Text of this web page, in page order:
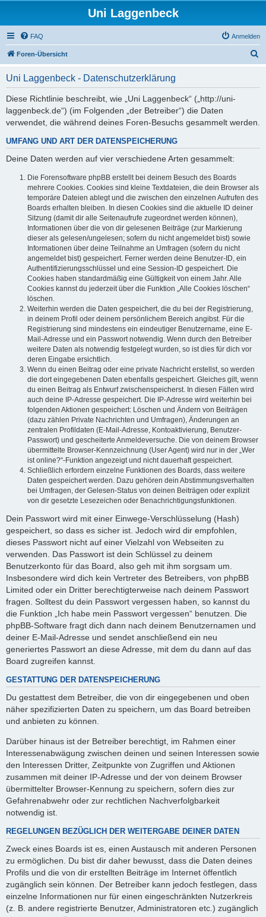
Uni Laggenbeck
FAQ Anmelden
Foren-Übersicht
Uni Laggenbeck - Datenschutzerklärung
Diese Richtlinie beschreibt, wie „Uni Laggenbeck“ („http://uni-
laggenbeck.de“) (im Folgenden „der Betreiber“) die Daten
verwendet, die während deines Foren-Besuchs gesammelt werden.
UMFANG UND ART DER DATENSPEICHERUNG
Deine Daten werden auf vier verschiedene Arten gesammelt:
Die Forensoftware phpBB erstellt bei deinem Besuch des Boards
mehrere Cookies. Cookies sind kleine Textdateien, die dein Browser als
temporäre Dateien ablegt und die zwischen den einzelnen Aufrufen des
Boards erhalten bleiben. In diesen Cookies sind die aktuelle ID deiner
Sitzung (damit dir alle Seitenaufrufe zugeordnet werden können),
Informationen über die von dir gelesenen Beiträge (zur Markierung
dieser als gelesen/ungelesen; sofern du nicht angemeldet bist) sowie
Informationen über deine Teilnahme an Umfragen (sofern du nicht
angemeldet bist) gespeichert. Ferner werden deine Benutzer-ID, ein
Authentifizierungsschlüssel und eine Session-ID gespeichert. Die
Cookies haben standardmäßig eine Gültigkeit von einem Jahr. Alle
Cookies kannst du jederzeit über die Funktion „Alle Cookies löschen“
löschen.
Weiterhin werden die Daten gespeichert, die du bei der Registrierung,
in deinem Profil oder deinem persönlichem Bereich angibst. Für die
Registrierung sind mindestens ein eindeutiger Benutzername, eine E-
Mail-Adresse und ein Passwort notwendig. Wenn durch den Betreiber
weitere Daten als notwendig festgelegt wurden, so ist dies für dich vor
deren Eingabe ersichtlich.
Wenn du einen Beitrag oder eine private Nachricht erstellst, so werden
die dort eingegebenen Daten ebenfalls gespeichert. Gleiches gilt, wenn
du einen Beitrag als Entwurf zwischenspeicherst. In diesen Fällen wird
auch deine IP-Adresse gespeichert. Die IP-Adresse wird weiterhin bei
folgenden Aktionen gespeichert: Löschen und Ändern von Beiträgen
(dazu zählen Private Nachrichten und Umfragen), Änderungen an
zentralen Profildaten (E-Mail-Adresse, Kontoaktivierung, Benutzer-
Passwort) und gescheiterte Anmeldeversuche. Die von deinem Browser
übermittelte Browser-Kennzeichnung (User Agent) wird nur in der „Wer
ist online?“-Funktion angezeigt und nicht dauerhaft gespeichert.
Schließlich erfordern einzelne Funktionen des Boards, dass weitere
Daten gespeichert werden. Dazu gehören dein Abstimmungsverhalten
bei Umfragen, der Gelesen-Status von deinen Beiträgen oder explizit
von dir gesetzte Lesezeichen oder Benachrichtigungsfunktionen.
Dein Passwort wird mit einer Einwege-Verschlüsselung (Hash)
gespeichert, so dass es sicher ist. Jedoch wird dir empfohlen,
dieses Passwort nicht auf einer Vielzahl von Webseiten zu
verwenden. Das Passwort ist dein Schlüssel zu deinem
Benutzerkonto für das Board, also geh mit ihm sorgsam um.
Insbesondere wird dich kein Vertreter des Betreibers, von phpBB
Limited oder ein Dritter berechtigterweise nach deinem Passwort
fragen. Solltest du dein Passwort vergessen haben, so kannst du
die Funktion „Ich habe mein Passwort vergessen“ benutzen. Die
phpBB-Software fragt dich dann nach deinem Benutzernamen und
deiner E-Mail-Adresse und sendet anschließend ein neu
generiertes Passwort an diese Adresse, mit dem du dann auf das
Board zugreifen kannst.
GESTATTUNG DER DATENSPEICHERUNG
Du gestattest dem Betreiber, die von dir eingegebenen und oben
näher spezifizierten Daten zu speichern, um das Board betreiben
und anbieten zu können.
Darüber hinaus ist der Betreiber berechtigt, im Rahmen einer
Interessenabwägung zwischen deinen und seinen Interessen sowie
den Interessen Dritter, Zeitpunkte von Zugriffen und Aktionen
zusammen mit deiner IP-Adresse und der von deinem Browser
übermittelter Browser-Kennung zu speichern, sofern dies zur
Gefahrenabwehr oder zur rechtlichen Nachverfolgbarkeit
notwendig ist.
REGELUNGEN BEZÜGLICH DER WEITERGABE DEINER DATEN
Zweck eines Boards ist es, einen Austausch mit anderen Personen
zu ermöglichen. Du bist dir daher bewusst, dass die Daten deines
Profils und die von dir erstellten Beiträge im Internet öffentlich
zugänglich sein können. Der Betreiber kann jedoch festlegen, dass
einzelne Informationen nur für einen eingeschränkten Nutzerkreis
(z. B. andere registrierte Benutzer, Administratoren etc.) zugänglich